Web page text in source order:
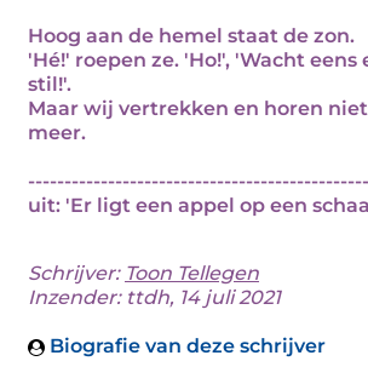
Hoog aan de hemel staat de zon.
'Hé!' roepen ze. 'Ho!', 'Wacht eens
stil!'.
Maar wij vertrekken en horen
meer.
uit: 'Er ligt een appel op een
Schrijver: Toon Tellegen
Inzender: ttdh, 14 juli 2021
Biografie van deze schrijver